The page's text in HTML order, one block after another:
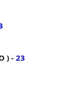
) - 23